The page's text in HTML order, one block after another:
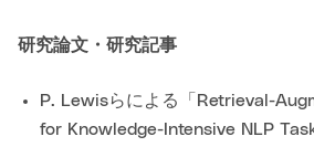
研究論文・研究記事
P. Lewisらによる「Retrieval-
for Knowledge-Intensive NLP